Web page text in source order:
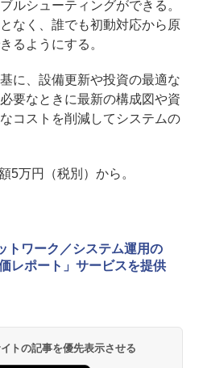
ルシューティングができる。
なく、誰でも初動対応から原
るようにする。
に、設備更新や投資の最適な
要なときに最新の構成図や資
コストを削減してシステムの
万円（税別）から。
トワーク／システム運用の
価レポート」サービスを提供
トの記事を優先表示させる